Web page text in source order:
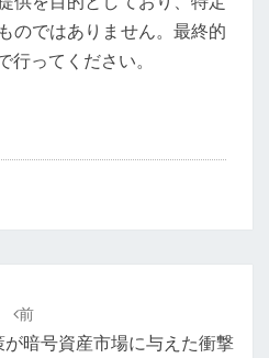
のではありません。最終的
行ってください。
前
が暗号資産市場に与えた衝撃